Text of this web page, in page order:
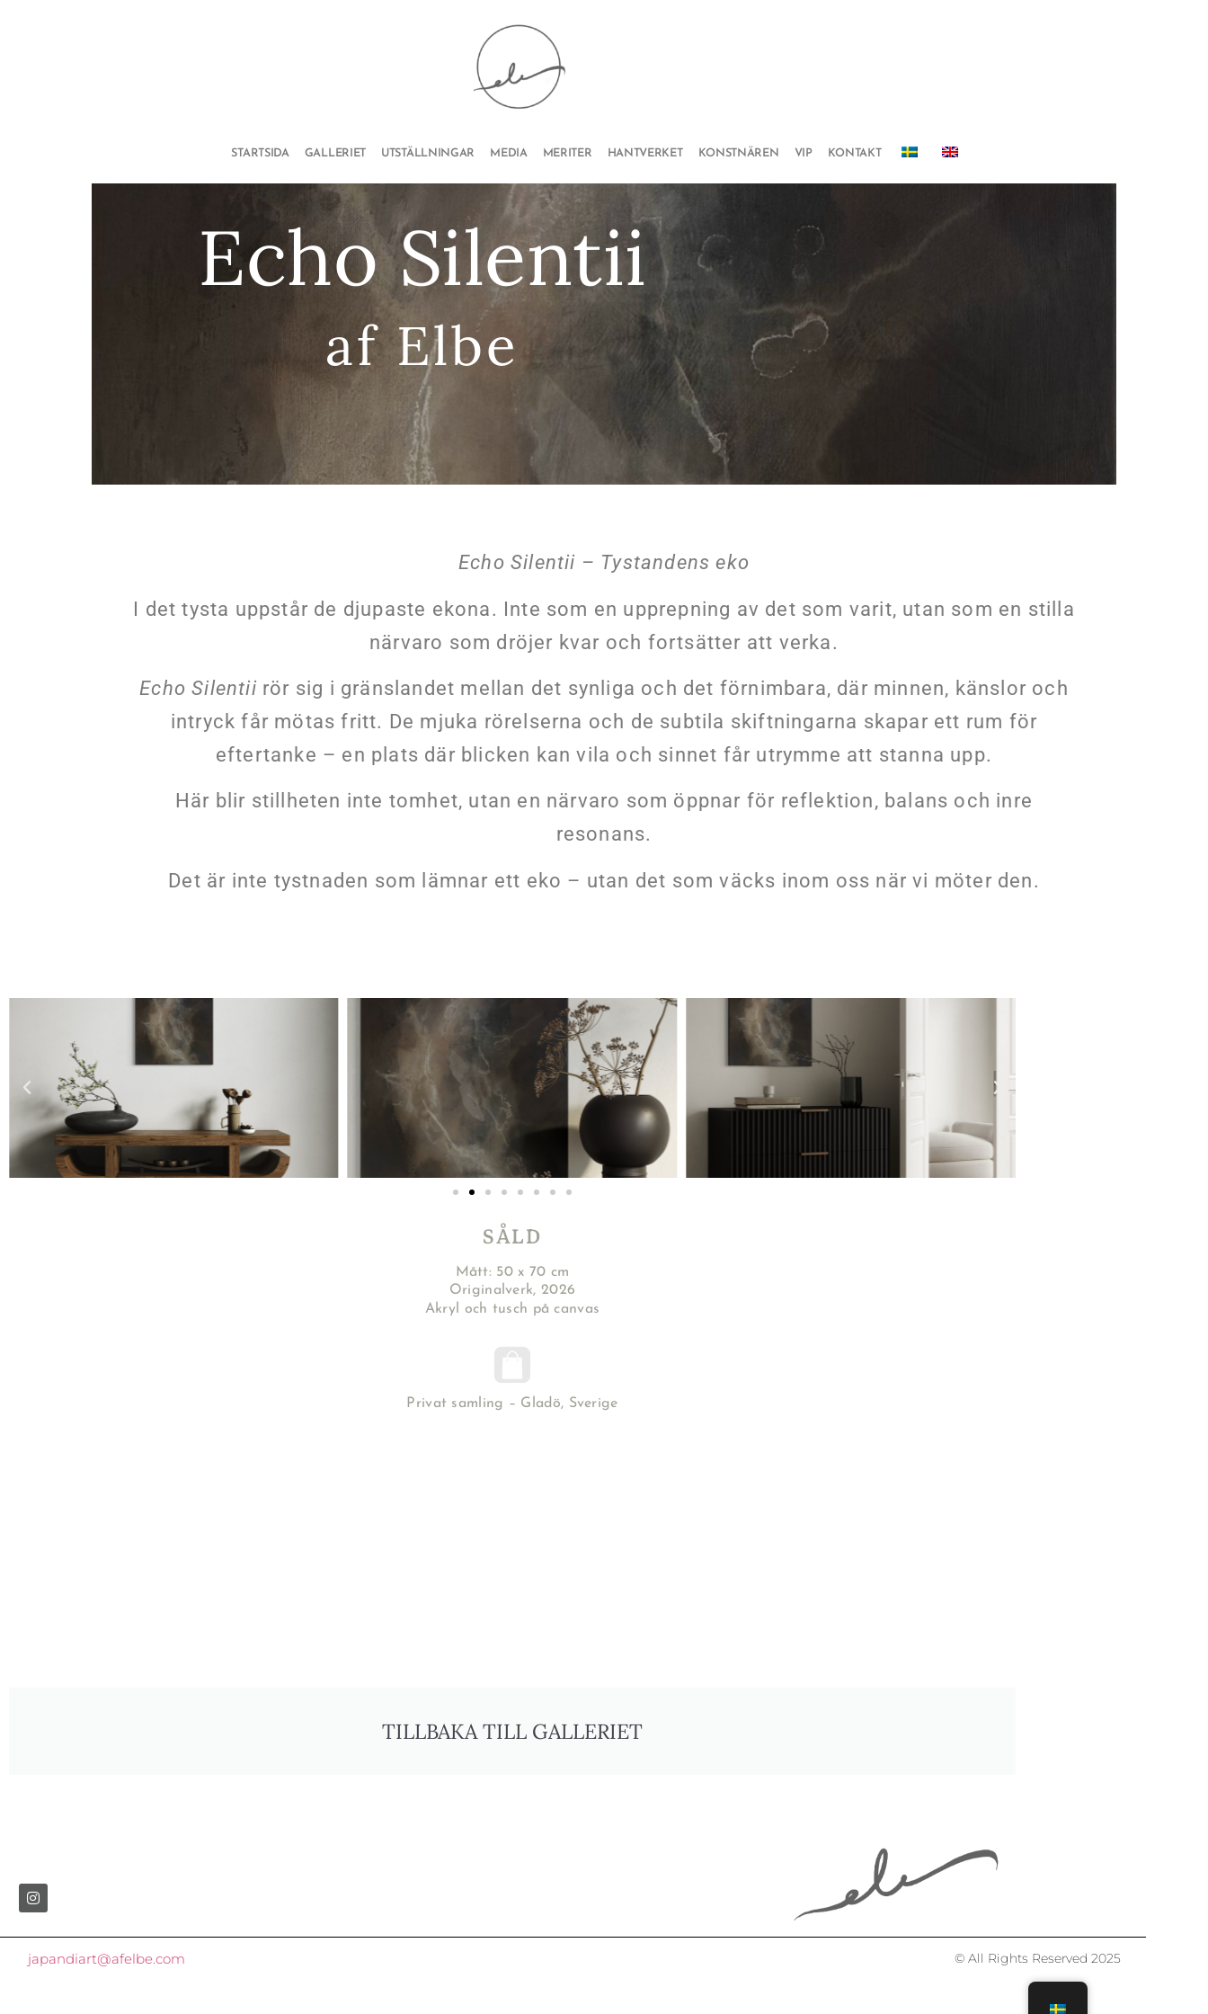
STARTSIDA GALLERIET UTSTÄLLNINGAR MEDIA MERITER HANTVERKET KONSTNÄREN VIP KONTAKT
Echo Silentii
af Elbe
Echo Silentii – Tystandens eko
I det tysta uppstår de djupaste ekona. Inte som en upprepning av det som varit, utan som en stilla
närvaro som dröjer kvar och fortsätter att verka.
Echo Silentii rör sig i gränslandet mellan det synliga och det förnimbara, där minnen, känslor och
intryck får mötas fritt. De mjuka rörelserna och de subtila skiftningarna skapar ett rum för
eftertanke – en plats där blicken kan vila och sinnet får utrymme att stanna upp.
Här blir stillheten inte tomhet, utan en närvaro som öppnar för reflektion, balans och inre
resonans.
Det är inte tystnaden som lämnar ett eko – utan det som väcks inom oss när vi möter den.
SÅLD
Mått: 50 x 70 cm
Originalverk, 2026
Akryl och tusch på canvas
Privat samling – Gladö, Sverige
TILLBAKA TILL GALLERIET
japandiart@afelbe.com © All Rights Reserved 2025